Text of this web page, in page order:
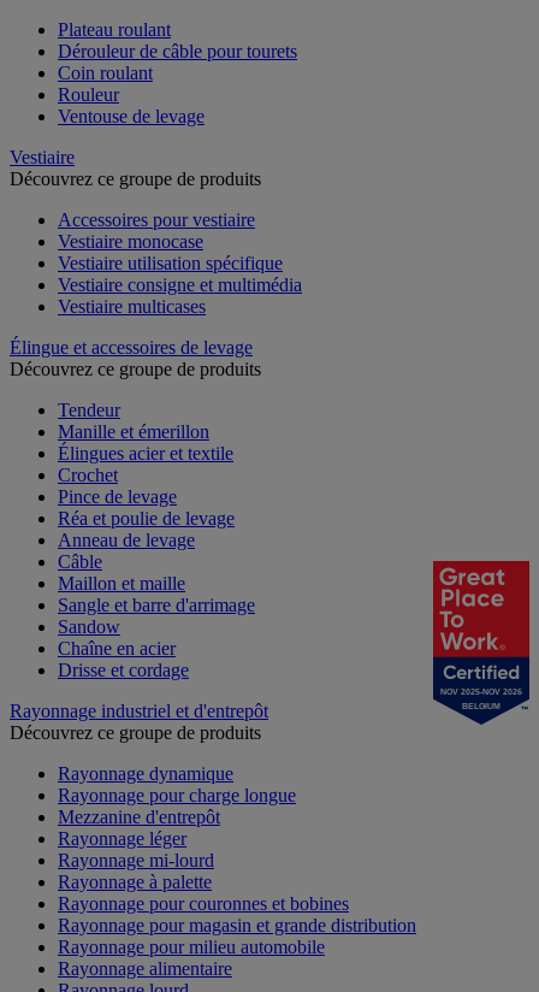
Plateau roulant
Dérouleur de câble pour tourets
Coin roulant
Rouleur
Ventouse de levage
Vestiaire
Découvrez ce groupe de produits
Accessoires pour vestiaire
Vestiaire monocase
Vestiaire utilisation spécifique
Vestiaire consigne et multimédia
Vestiaire multicases
Élingue et accessoires de levage
Découvrez ce groupe de produits
Tendeur
Manille et émerillon
Élingues acier et textile
Crochet
Pince de levage
Réa et poulie de levage
Anneau de levage
Câble
Maillon et maille
Sangle et barre d'arrimage
Sandow
Chaîne en acier
Drisse et cordage
Rayonnage industriel et d'entrepôt
Découvrez ce groupe de produits
Rayonnage dynamique
Rayonnage pour charge longue
Mezzanine d'entrepôt
Rayonnage léger
Rayonnage mi-lourd
Rayonnage à palette
Rayonnage pour couronnes et bobines
Rayonnage pour magasin et grande distribution
Rayonnage pour milieu automobile
Rayonnage alimentaire
NOV 2025-NOV 2026
BELGIUM